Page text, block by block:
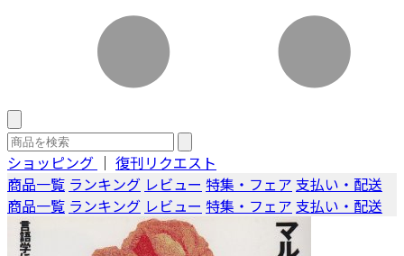
ショッピング ｜ 復刊リクエスト
商品一覧 ランキング レビュー 特集・フェア 支払い・配送
商品一覧 ランキング レビュー 特集・フェア 支払い・配送